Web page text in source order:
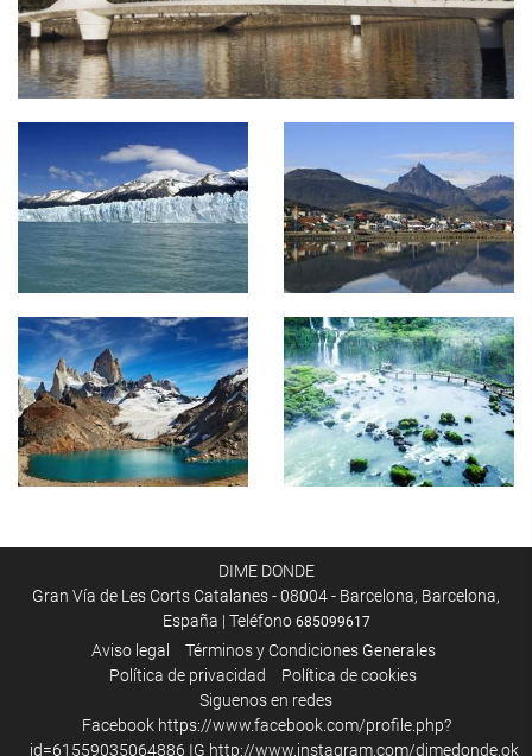
DIME DONDE
Gran Vía de Les Corts Catalanes - 08004 - Barcelona, Barcelona,
España | Teléfono 685099617
Aviso legal
Términos y Condiciones Generales
Política de privacidad
Política de cookies
Siguenos en redes
Facebook https://www.facebook.com/profile.php?
id=61559035064886 IG http://www.instagram.com/dimedonde.ok